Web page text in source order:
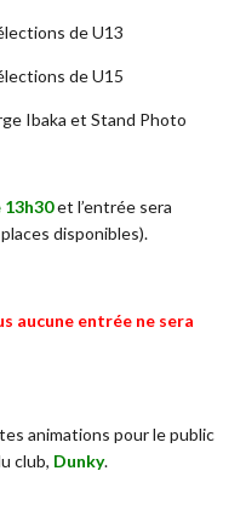
de U13
de U15
Ibaka et Stand Photo
et l’entrée sera
disponibles).
aucune entrée ne sera
animations pour le public
club, Dunky.